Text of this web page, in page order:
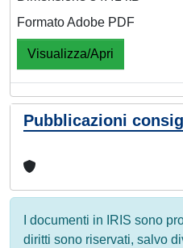
Formato Adobe PDF
Visualizza/Apri
Pubblicazioni
I documenti in IRIS sono
diritti sono riservati, salvo